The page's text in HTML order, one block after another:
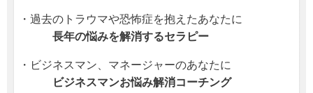
・過去のトラウマや恐怖症を抱えたあなたに
長年の悩みを解消するセラピー
・ビジネスマン、マネージャーのあなたに
ビジネスマンお悩み解消コーチング